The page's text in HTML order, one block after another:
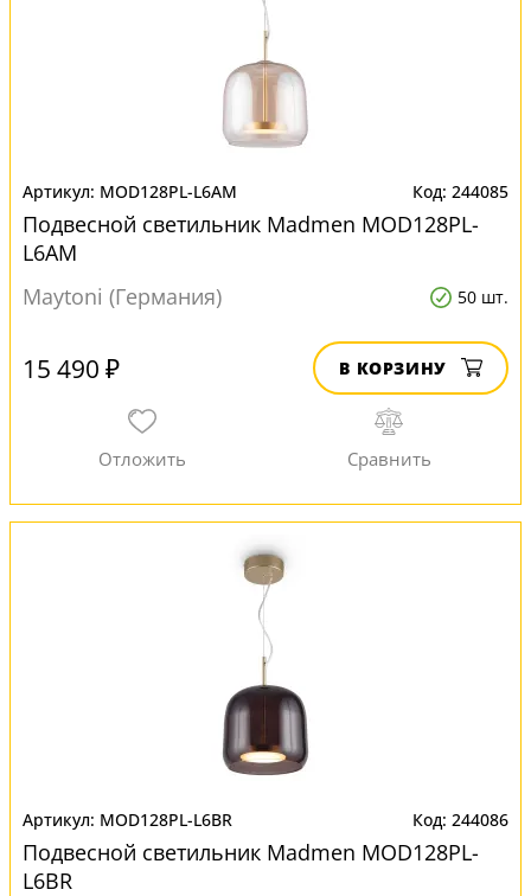
MOD128PL-L6AM 244085
Подвесной светильник Madmen MOD128PL-
L6AM
Maytoni (Германия)
50 шт.
15 490 ₽ В КОРЗИНУ
MOD128PL-L6BR 244086
Подвесной светильник Madmen MOD128PL-
L6BR